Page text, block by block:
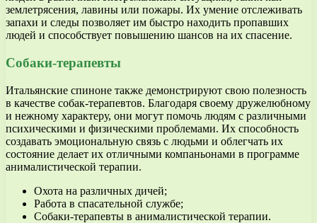
землетрясения, лавины или пожары. Их умение отслеживать
запахи и следы позволяет им быстро находить пропавших
людей и способствует повышению шансов на их спасение.
Собаки-терапевты
Итальянские спиноне также демонстрируют свою полезность
в качестве собак-терапевтов. Благодаря своему дружелюбному
и нежному характеру, они могут помочь людям с различными
психическими и физическими проблемами. Их способность
создавать эмоциональную связь с людьми и облегчать их
состояние делает их отличными компаньонами в программе
анималистической терапии.
Охота на различных дичей;
Работа в спасательной службе;
Собаки-терапевты в анималистической терапии.